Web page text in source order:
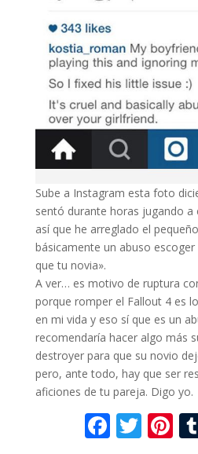
Sube a Instagram esta foto
sentó durante horas jugando
así que he arreglado el
básicamente un abuso
que tu novia».
A ver… es motivo de ruptura
porque romper el Fallout 4 es
en mi vida y eso sí que es un
recomendaría hacer algo más
destroyer para que su novio
pero, ante todo, hay que ser
aficiones de tu pareja. Digo yo.
F T Pi